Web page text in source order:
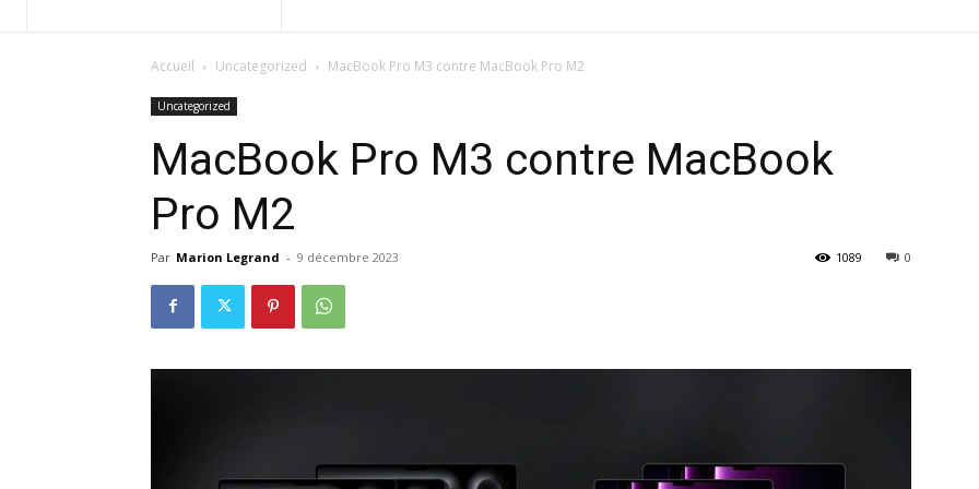
Accueil Uncategorized MacBook Pro M3 contre MacBook Pro M2
Uncategorized
MacBook Pro M3 contre MacBook
Pro M2
Par Marion Legrand - 9 décembre 2023 0
1089